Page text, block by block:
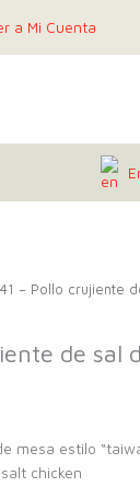
a Mi Cuenta
– Pollo crujiente
de sal
mesa estilo
chicken